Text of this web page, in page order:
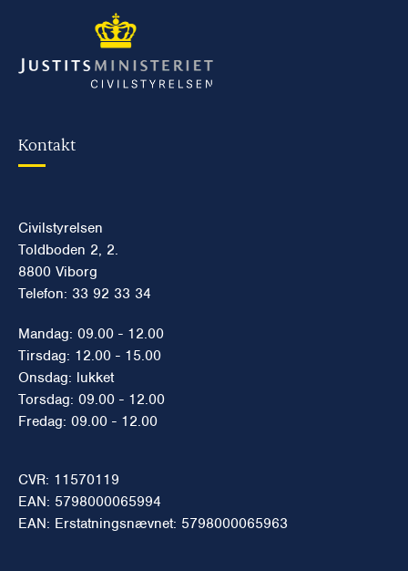
Kontakt
Civilstyrelsen
Toldboden 2, 2.
8800 Viborg
Telefon: 33 92 33 34
Mandag: 09.00 - 12.00
Tirsdag: 12.00 - 15.00
Onsdag: lukket
Torsdag: 09.00 - 12.00
Fredag: 09.00 - 12.00
CVR: 11570119
EAN: 5798000065994
EAN: Erstatningsnævnet: 5798000065963